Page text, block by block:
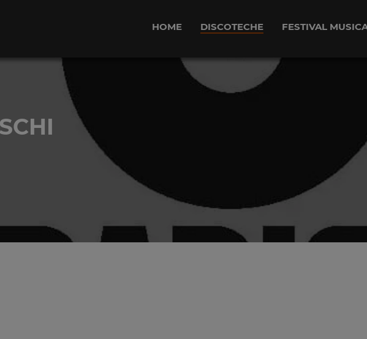
HOME DISCOTECHE FESTIVAL